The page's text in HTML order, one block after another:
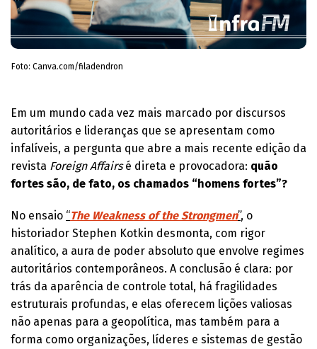
Foto: Canva.com/filadendron
Em um mundo cada vez mais marcado por discursos
autoritários e lideranças que se apresentam como
infalíveis, a pergunta que abre a mais recente edição da
revista Foreign Affairsé direta e provocadora: quão
fortes são, de fato, os chamados “homens fortes”?
No ensaio “The Weakness of the Strongmen”, o
historiador Stephen Kotkin desmonta, com rigor
analítico, a aura de poder absoluto que envolve regimes
autoritários contemporâneos. A conclusão é clara: por
trás da aparência de controle total, há fragilidades
estruturais profundas, e elas oferecem lições valiosas
não apenas para a geopolítica, mas também para a
forma como organizações, líderes e sistemas de gestão